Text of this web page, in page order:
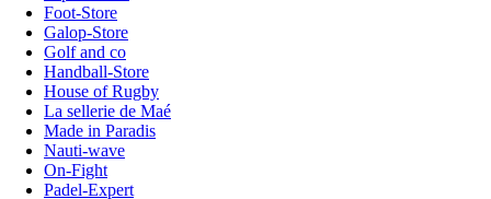
Foot-Store
Galop-Store
Golf and co
Handball-Store
House of Rugby
La sellerie de Maé
Made in Paradis
Nauti-wave
On-Fight
Padel-Expert